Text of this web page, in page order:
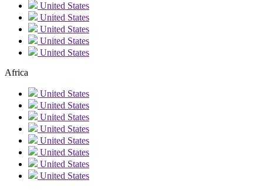
United States
United States
United States
United States
United States
Africa
United States
United States
United States
United States
United States
United States
United States
United States